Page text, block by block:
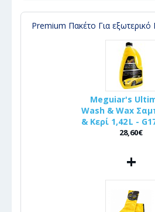
Premium Πακέτο Για εξωτερικό
Meguiar's
Wash & Wax
& Κερί 1,42 L -
28,60€
+